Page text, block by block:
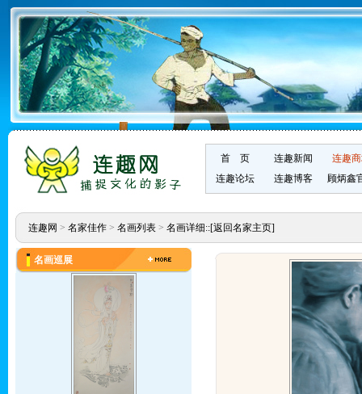
首 页 连趣新闻
连趣
连趣论坛
连趣博客 顾炳鑫
连趣网 > 名家佳作> 名画列表> 名画详细::[返回名家主页]
名画巡展